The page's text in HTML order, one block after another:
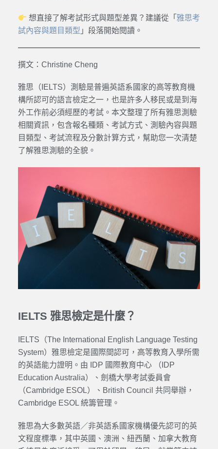
想直接了解考試形式與題型差異？建議從「 雅思考
試內容與題目類型 」段落開始閱讀。
撰文：Christine Cheng
雅思（IELTS）測驗是普遍英語系國家的高等教育機
構所認可的語言檢定之一，也是許多人移民或是到海
外工作前必須經歷的考試。本文整理了所有雅思測驗
相關資訊，包含報名種類、考試方式、測驗內容與題
目類型、考試流程及分數計算方式，幫助您一次清楚
了解雅思測驗的全貌。
IELTS 雅思檢定是什麼？
IELTS（The International English Language Testing
System）雅思檢定是國際間認可，高等教育入學所需
的英語能力證明。由 IDP 國際教育中心 （IDP
Education Australia）、劍橋大學考試委員會
（Cambridge ESOL）、British Council 共同舉辦，
Cambridge ESOL 統籌管理。
雅思為大多數英語／非英語系國家機構優先認可的英
文程度標準，其中英國、澳洲、紐西蘭、加拿大教育